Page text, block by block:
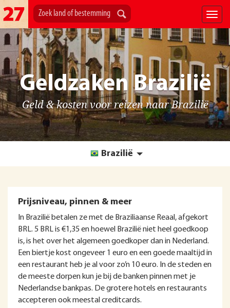
Geldzaken Brazilië
Geld & kosten voor reizen naar Brazilië
Brazilië
Prijsniveau, pinnen & meer
In Brazilië betalen ze met de Braziliaanse Reaal, afgekort
BRL. 5 BRL is €1,35 en hoewel Brazilië niet heel goedkoop
is, is het over het algemeen goedkoper dan in Nederland.
Een biertje kost ongeveer 1 euro en een goede maaltijd in
een restaurant heb je al voor zo’n 10 euro. In de steden en
de meeste dorpen kun je bij de banken pinnen met je
Nederlandse bankpas. De grotere hotels en restaurants
accepteren ook meestal creditcards.